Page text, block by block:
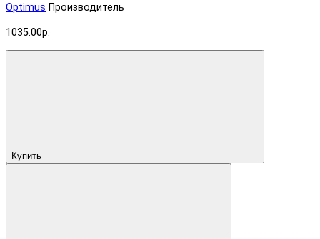
Optimus Производитель
1035.00р.
Купить